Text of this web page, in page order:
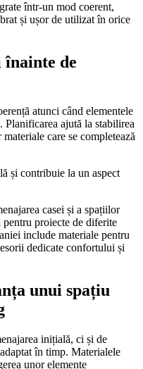
într-un mod coerent,
și ușor de utilizat în orice
de
atunci când elementele
Planificarea ajută la stabilirea
care se completează
și contribuie la un aspect
casei și a spațiilor
proiecte de diferite
include materiale pentru
dedicate confortului și
unui spațiu
inițială, ci și de
în timp. Materialele
unor elemente